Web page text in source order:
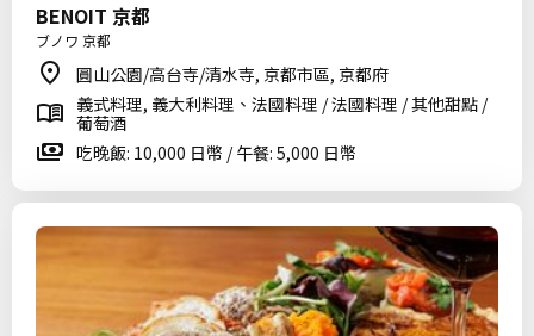
BENOIT 京都
ブノワ 京都
圓山公園/高台寺/清水寺, 京都市區, 京都府
義式料理, 義大利料理、法國料理 / 法國料理 / 其他甜點 /
葡萄酒
吃晚飯: 10,000 日幣 / 午餐: 5,000 日幣